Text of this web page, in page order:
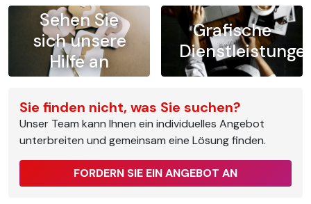
Sehen Sie
sich unsere
Hilfe an
Grafische
Sie finden nicht, was Sie suchen?
Unser Team kann Ihnen ein individuelles Angebot
unterbreiten und gemeinsam eine Lösung finden.
FORDERN SIE EIN ANGEBOT AN